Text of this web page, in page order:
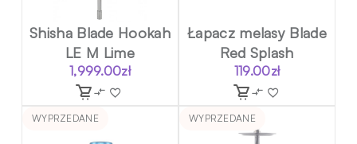
Shisha Blade Hookah
LE M Lime
1,999.00zł
Łapacz melasy Blade
Red Splash
119.00zł
WYPRZEDANE WYPRZEDANE